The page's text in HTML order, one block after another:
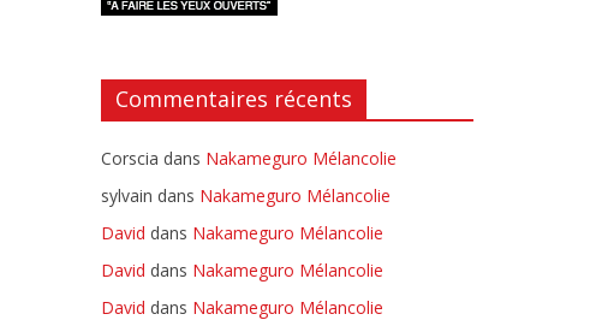
Commentaires récents
Corscia dans Nakameguro Mélancolie
sylvain dans Nakameguro Mélancolie
David dans Nakameguro Mélancolie
David dans Nakameguro Mélancolie
David dans Nakameguro Mélancolie